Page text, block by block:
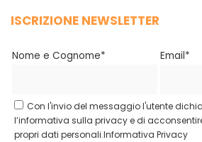
ISCRIZIONE NEWSLETTER
Nome e Cognome* Email*
Con l'invio del messaggio l'utente
l’informativa sulla privacy e di
propri dati personali.Informativa Privacy